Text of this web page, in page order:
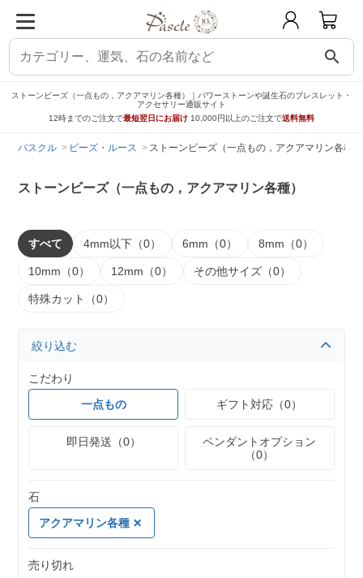
search
ストーンビーズ（一点もの，アクアマリン各種）｜パワーストーンや誕生石のブレスレット・
アクセサリー通販サイト
12時までのご注文で最短翌日にお届け 10,000円以上のご注文で送料無料
パスクル ビーズ・ルース ストーンビーズ（一点もの，アクアマリン各種）
ストーンビーズ（一点もの，アクアマリン各種）
すべて 4mm以下（0） 6mm（0） 8mm（0）
10mm（0） 12mm（0） その他サイズ（0）
特殊カット（0）
絞り込む
こだわり
一点もの
ギフト対応（0）
即日発送（0）
ペンダントオプション
（0）
石
アクアマリン各種
売り切れ